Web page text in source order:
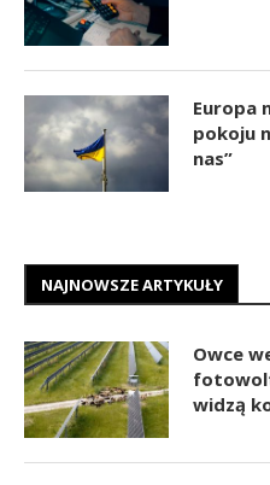
Europa
pokoju
nas”
NAJNOWSZE ARTYKUŁY
Owce
widzą